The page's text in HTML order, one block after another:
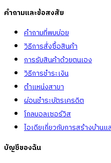
คำถามและข้อสงสัย
คำถามที่พบบ่อย
วิธีการสั่งซื้อสินค้า
การรับสินค้าด้วยตนเอง
วิธีการชำระเงิน
ตำแหน่งสาขา
ผ่อนชำระบัตรเครดิต
โกลบอลเซอร์วิส
ไอเดียเกี่ยวกับการสร้างบ้าน
บัญชีของฉัน